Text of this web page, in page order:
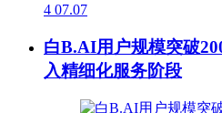
4 07.07
白B.AI用户规模突破
入精细化服务阶段